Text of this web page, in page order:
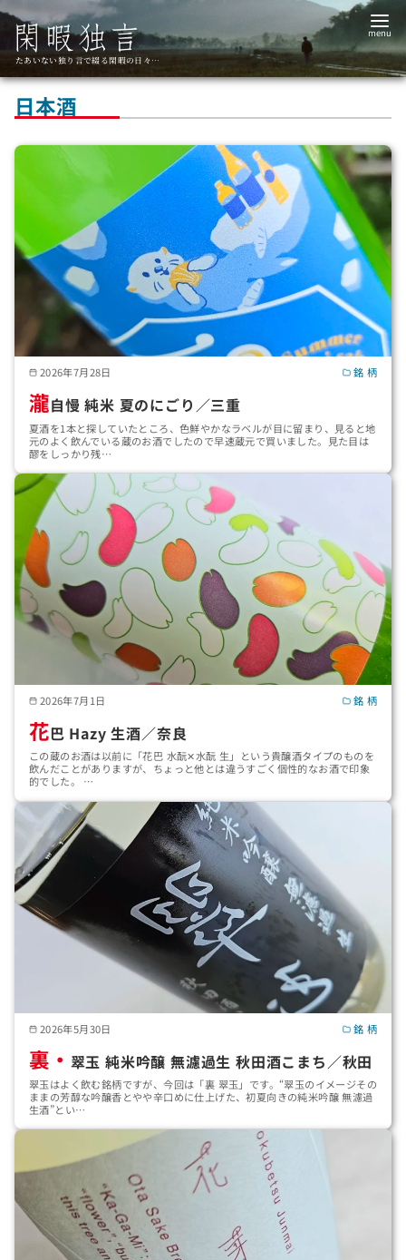
コ
テ
ン
たあいない独り言で綴る閑暇の日々…
日本酒
2026年7月28日 銘 柄
瀧自慢 純米 夏のにごり／三重
夏酒を1本と探していたところ、色鮮やかなラベルが目に留まり、見ると地
元のよく飲んでいる蔵のお酒でしたので早速蔵元で買いました。見た目は
醪をしっかり残…
2026年7月1日 銘 柄
花巴 Hazy 生酒／奈良
この蔵のお酒は以前に「花巴 水酛✕水酛 生」という貴醸酒タイプのものを
飲んだことがありますが、ちょっと他とは違うすごく個性的なお酒で印象
的でした。 …
2026年5月30日 銘 柄
裏・ 翠玉 純米吟醸 無濾過生 秋田酒こまち／秋田
翠玉はよく飲む銘柄ですが、今回は「裏 翠玉」です。“翠玉のイメージその
ままの芳醇な吟醸香とやや辛口めに仕上げた、初夏向きの純米吟醸 無濾過
生酒”とい…